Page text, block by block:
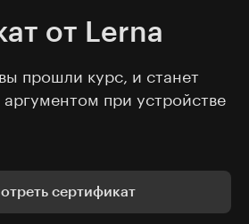
от Lerna
прошли курс, и станет
при устройстве
сертификат